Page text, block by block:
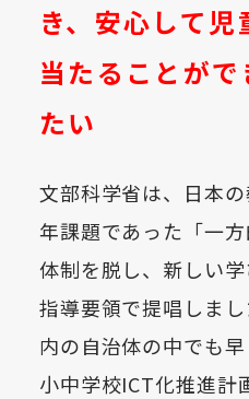
き、安心して
当たることが
たい
文部科学省は、日本
年課題であった「一
体制を脱し、新しい
指導要領で提唱しま
内の自治体の中でも
小中学校ICT化推進計